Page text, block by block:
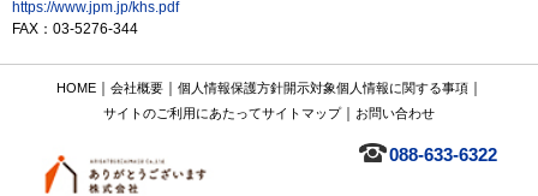
https://www.jpm.jp/khs.pdf
FAX：03-5276-344
HOME｜ 会社概要｜ 個人情報保護方針開示対象個人情報に関する事項｜
サイトのご利用にあたってサイトマップ｜ お問い合わせ
088-633-6322